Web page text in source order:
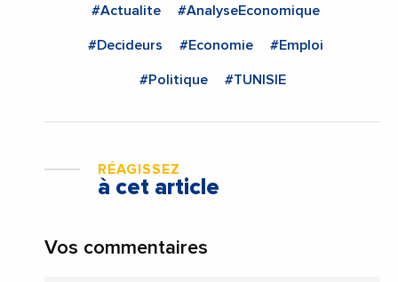
#Actualite #AnalyseEconomique
#Decideurs #Economie #Emploi
#Politique #TUNISIE
RÉAGISSEZ
à cet article
Vos commentaires